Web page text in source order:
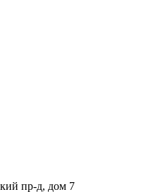
пр-д, дом 7